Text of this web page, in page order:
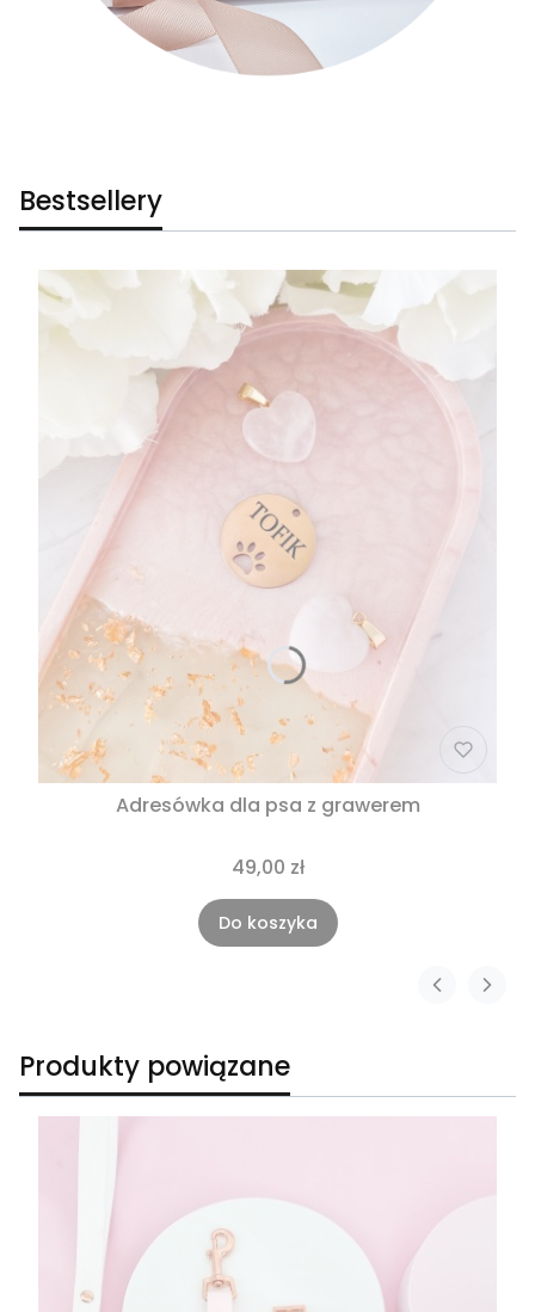
Bestsellery
Adresówka dla psa z grawerem
49,00 zł
Do koszyka
Produkty powiązane